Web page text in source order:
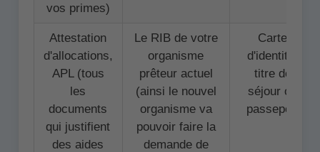
vos primes)
Attestation
d'allocations,
APL (tous
les
documents
qui justifient
des aides
Le RIB de votre
organisme
prêteur actuel
(ainsi le nouvel
organisme va
pouvoir faire la
demande de
Carte
d'identité,
titre de
séjour ou
passeport